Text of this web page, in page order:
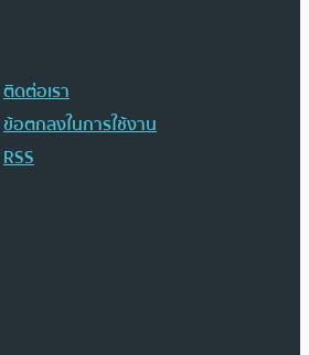
ติดต่อเรา
ข้อตกลงในการใช้งาน
RSS